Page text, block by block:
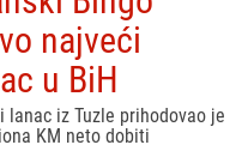
najveći
u BiH
lanac iz Tuzle prihodovao je
KM neto dobiti